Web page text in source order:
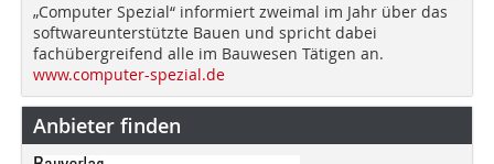
„Computer Spezial“ informiert zweimal im Jahr über das
softwareunterstützte Bauen und spricht dabei
fachübergreifend alle im Bauwesen Tätigen an.
www.computer-spezial.de
Anbieter finden